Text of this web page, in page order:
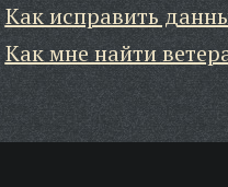
Как исправить
Как мне найти